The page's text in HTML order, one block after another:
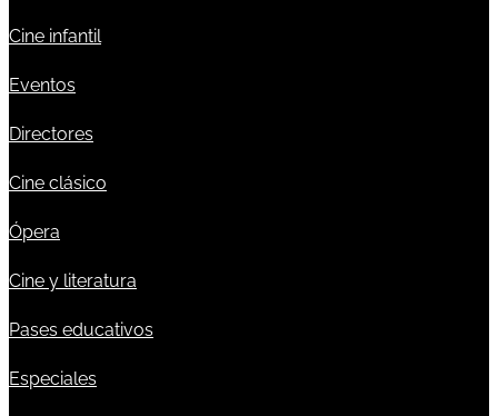
Cine infantil
Eventos
Directores
Cine clásico
Ópera
Cine y literatura
Pases educativos
Especiales